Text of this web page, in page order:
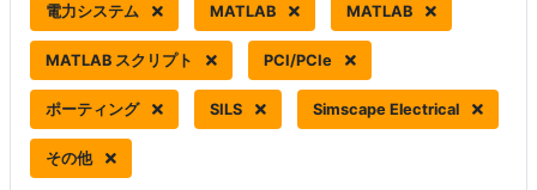
電力システム MATLAB MATLAB
MATLAB スクリプト PCI/PCIe
ポーティング SILS Simscape Electrical
その他